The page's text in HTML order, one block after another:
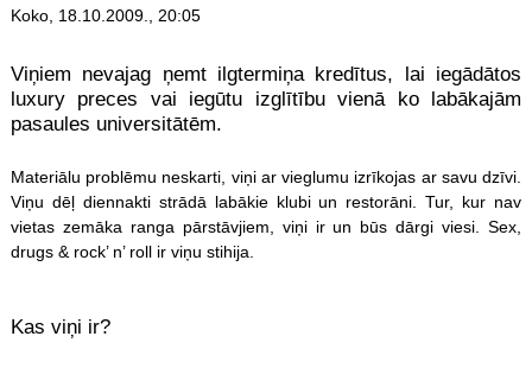
Koko, 18.10.2009., 20:05
Viņiem nevajag ņemt ilgtermiņa kredītus, lai iegādātos
luxury preces vai iegūtu izglītību vienā ko labākajām
pasaules universitātēm.
Materiālu problēmu neskarti, viņi ar vieglumu izrīkojas ar savu dzīvi.
Viņu dēļ diennakti strādā labākie klubi un restorāni. Tur, kur nav
vietas zemāka ranga pārstāvjiem, viņi ir un būs dārgi viesi. Sex,
drugs & rock’ n’ roll ir viņu stihija.
Kas viņi ir?